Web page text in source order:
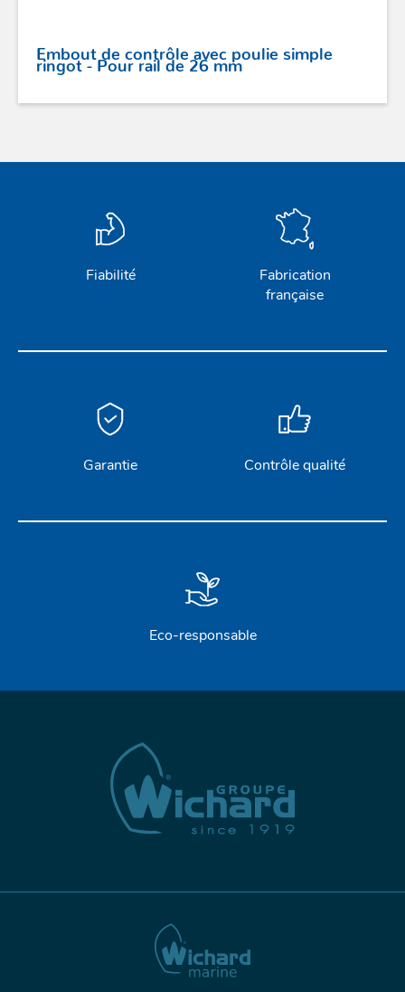
Embout de contrôle avec poulie simple
ringot - Pour rail de 26 mm
Fiabilité
Fabrication
française
Garantie Contrôle qualité
Eco-responsable